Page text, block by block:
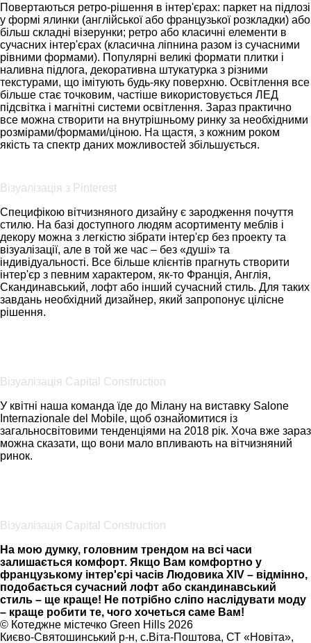
Повертаються ретро-рішення в інтер'єрах: паркет на підлозі
у формі ялинки (англійської або французької розкладки) або
більш складні візерунки; ретро або класичні елементи в
сучасних інтер'єрах (класична ліпнина разом із сучасними
рівними формами). Популярні великі формати плитки і
наливна підлога, декоративна штукатурка з різними
текстурами, що імітують будь-яку поверхню. Освітлення все
більше стає точковим, частіше використовується ЛЕД
підсвітка і магнітні системи освітлення. Зараз практично
все можна створити на внутрішньому ринку за необхідними
розмірами/формами/ціною. На щастя, з кожним роком
якість та спектр даних можливостей збільшується.
Візуалізація з Pinterest
Специфікою вітчизняного дизайну є зародження почуття
стилю. На базі доступного людям асортименту меблів і
декору можна з легкістю зібрати інтер'єр без проекту та
візуалізації, але в той же час – без «душі» та
індивідуальності. Все більше клієнтів прагнуть створити
інтер'єр з певним характером, як-то Франція, Англія,
Скандинавський, лофт або інший сучасний стиль. Для таких
завдань необхідний дизайнер, який запропонує цілісне
рішення.
Візуалізація Capital Construction
У квітні наша команда їде до Мілану на виставку Salone
Internazionale del Mobile, щоб ознайомитися із
загальносвітовими тенденціями на 2018 рік. Хоча вже зараз
можна сказати, що вони мало впливають на вітчизняний
ринок.
Візуалізація Capital Construction
На мою думку, головним трендом на всі часи
залишається комфорт. Якщо Вам комфортно у
французькому інтер'єрі часів Людовика XIV – відмінно,
подобається сучасний лофт або скандинавський
стиль – ще краще! Не потрібно сліпо наслідувати моду
– краще робити те, чого хочеться саме Вам!
© Котеджне містечко Green Hills 2026
Києво-Святошинський р-н, с.Віта-Поштова, СТ «Новіта»,